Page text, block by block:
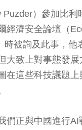
Puzder）參加比利
經濟安全論壇（
時被詢及此事，他
大致上對事態發展
在這些科技議題上
們正與中國進行AI